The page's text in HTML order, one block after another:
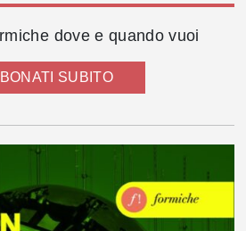
dove e quando vuoi
SUBITO